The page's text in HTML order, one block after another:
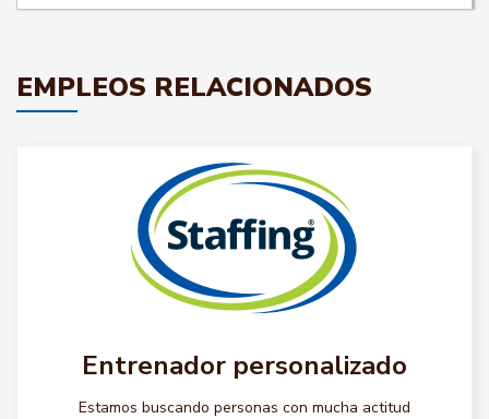
EMPLEOS RELACIONADOS
Entrenador personalizado
Estamos buscando personas con mucha actitud